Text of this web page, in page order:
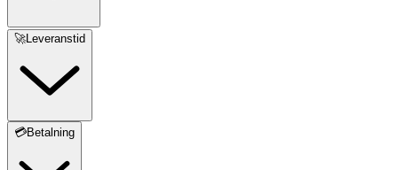
🚀Leveranstid
💳Betalning